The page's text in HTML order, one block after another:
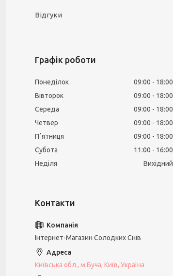
Відгуки
Графік роботи
Понеділок 09:00
18:00
Вівторок
09:00
18:00
Середа
09:00
18:00
Четвер
09:00
18:00
Пʼятниця
09:00
18:00
Субота
11:00
16:00
Неділя
Вихідний
Інтернет-Магазин Солодких Снів
Київська обл., м.Буча, Київ, Україна